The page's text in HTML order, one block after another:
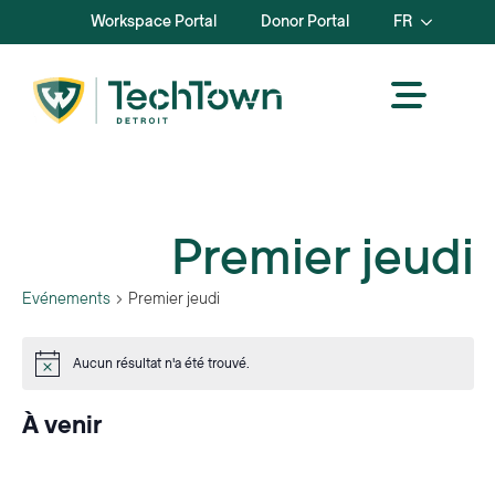
Workspace Portal Donor Portal FR
Premier jeudi
Evénements Premier jeudi
Avis Aucun résultat n'a été trouvé.
À venir